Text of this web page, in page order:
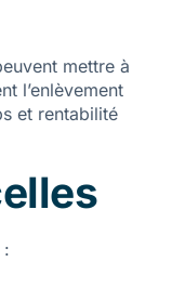
mettre à
l’enlèvement
et rentabilité
: